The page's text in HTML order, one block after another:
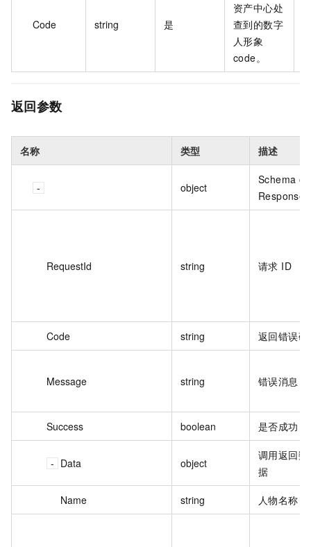
Code string 是
资产中心处
查到的数字
人形象
code。
返回参数
名称 类型 描述
object
Schema of
Response
RequestId string 请求 ID
Code string 返回错误码
Message string 错误消息
Success boolean 是否成功
Data object
调用返回数
据
Name string 人物名称